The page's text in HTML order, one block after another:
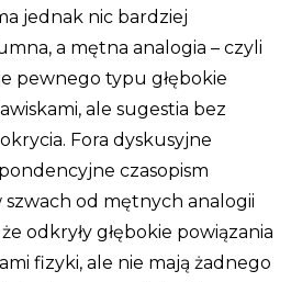
jednak nic bardziej
a mętna analogia – czyli
pewnego typu głębokie
ale sugestia bez
Fora dyskusyjne
czasopism
od mętnych analogii
odkryły głębokie powiązania
fizyki, ale nie mają żadnego